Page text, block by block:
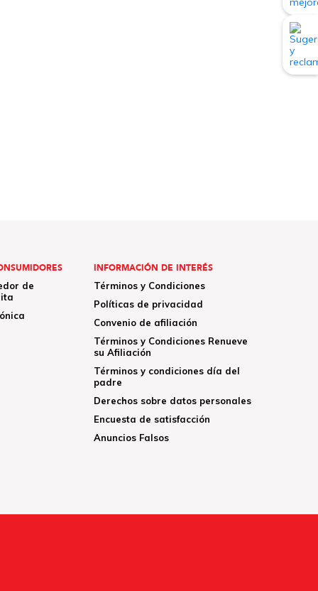
de
INFORMACIÓN DE INTERÉS
Términos y Condiciones
Políticas de privacidad
Convenio de afiliación
Términos y Condiciones Renueve
su Afiliación
Términos y condiciones día del
padre
Derechos sobre datos personales
Encuesta de satisfacción
Anuncios Falsos